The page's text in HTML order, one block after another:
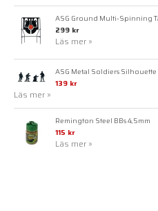
ASG Ground Multi-Spinning
299 kr
Läs mer »
ASG Metal Soldiers Silhouette
139 kr
Läs mer »
Remington Steel BBs 4,5mm
115 kr
Läs mer »